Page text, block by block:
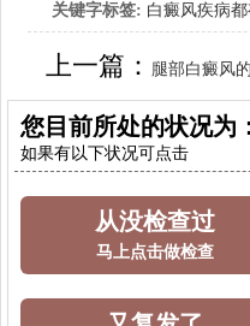
关键字标签: 白癜风疾病
上一篇： 腿部白癜风
您目前所处的状况为：
如果有以下状况可点击
从没检查过
马上点击做检查